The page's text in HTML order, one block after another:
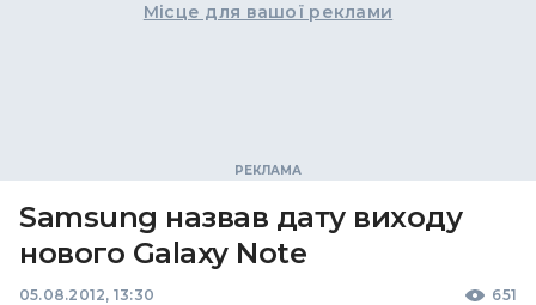
Місце для вашої реклами
Samsung назвав дату виходу
нового Galaxy Note
05.08.2012, 13:30 651